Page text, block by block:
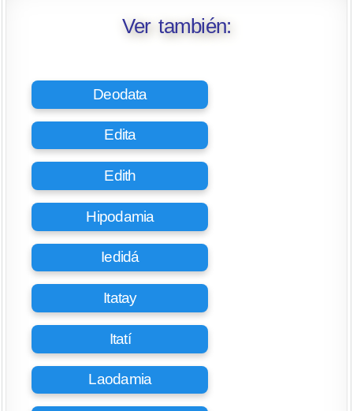
Ver también:
Deodata
Edita
Edith
Hipodamia
Iedidá
Itatay
Itatí
Laodamia